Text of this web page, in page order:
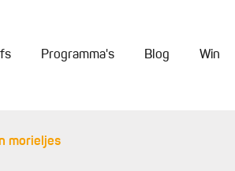
Programma's Blog Win
morieljes